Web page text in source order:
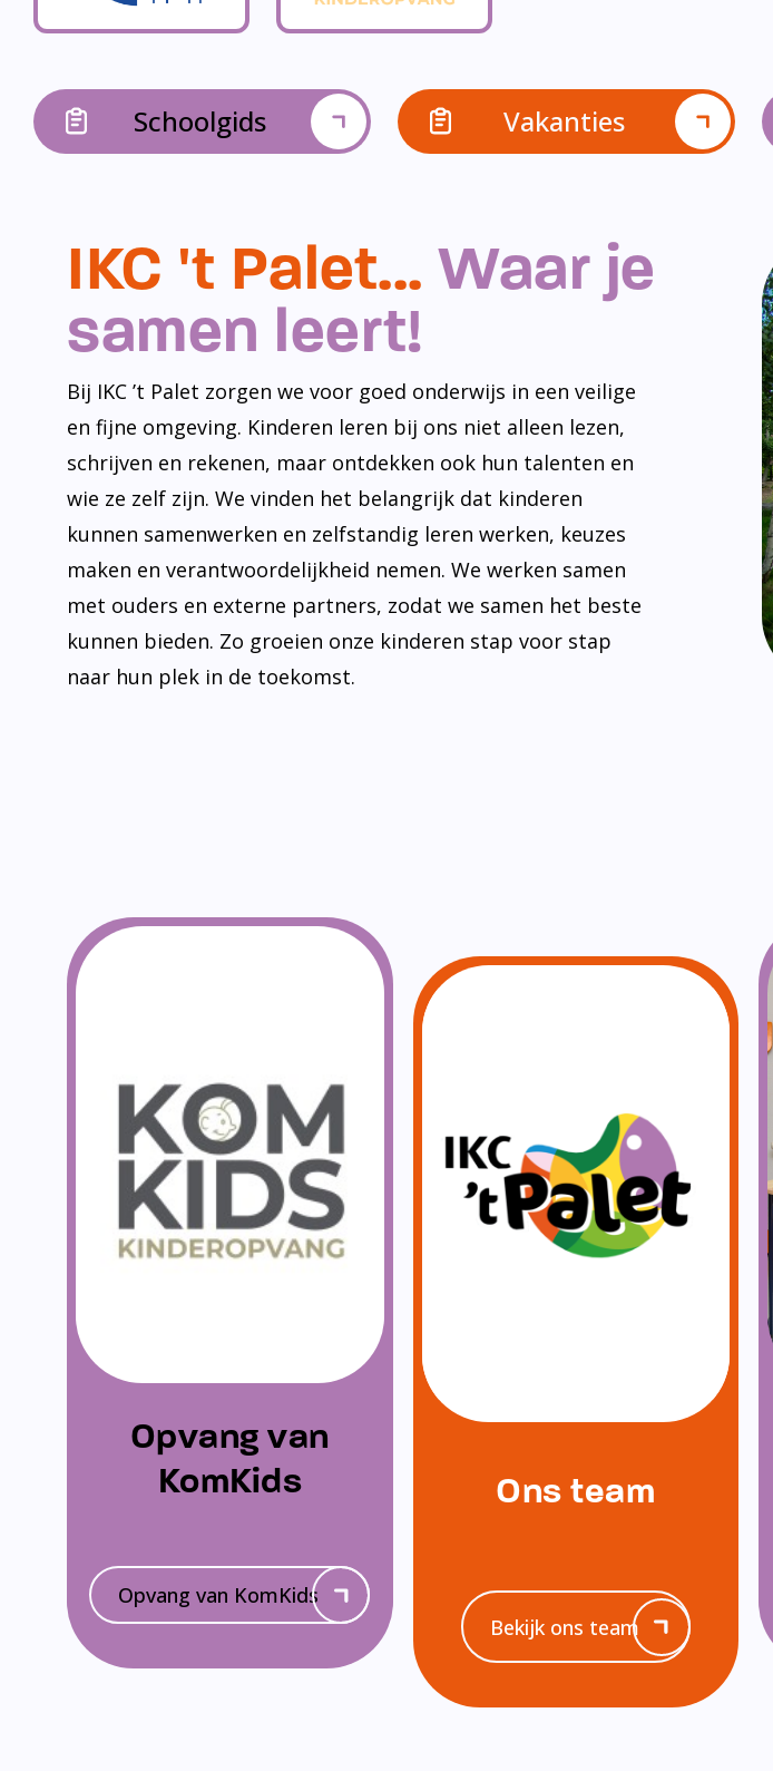
Schoolgids Vakanties
IKC 't Palet... Waar je
samen leert!
Bij IKC ’t Palet zorgen we voor goed onderwijs in een veilige
en fijne omgeving. Kinderen leren bij ons niet alleen lezen,
schrijven en rekenen, maar ontdekken ook hun talenten en
wie ze zelf zijn. We vinden het belangrijk dat kinderen
kunnen samenwerken en zelfstandig leren werken, keuzes
maken en verantwoordelijkheid nemen. We werken samen
met ouders en externe partners, zodat we samen het beste
kunnen bieden. Zo groeien onze kinderen stap voor stap
naar hun plek in de toekomst.
Opvang van
KomKids
Opvang van KomKids
Ons team
Bekijk ons team